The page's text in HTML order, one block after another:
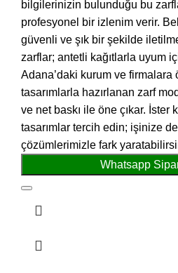
bilgilerinizin bulunduğu bu
profesyonel bir izlenim verir.
güvenli ve şık bir şekilde
zarflar; antetli kağıtlarla uyum
Adana’daki kurum ve firmalara
tasarımlarla hazırlanan zarf
ve net baskı ile öne çıkar. İster
tasarımlar tercih edin; işinize
çözümlerimizle fark
Whatsapp